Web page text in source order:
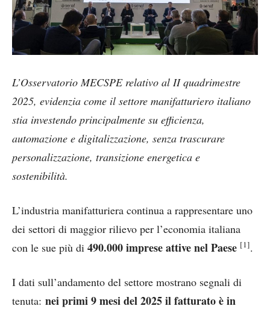
L’Osservatorio MECSPE relativo al II quadrimestre
2025, evidenzia come il settore manifatturiero italiano
stia investendo principalmente su efficienza,
automazione e digitalizzazione, senza trascurare
personalizzazione, transizione energetica e
sostenibilità.
L’industria manifatturiera continua a rappresentare uno
dei settori di maggior rilievo per l’economia italiana
con le sue più di 490.000 imprese attive nel Paese [1].
I dati sull’andamento del settore mostrano segnali di
tenuta: nei primi 9 mesi del 2025il fatturato è in